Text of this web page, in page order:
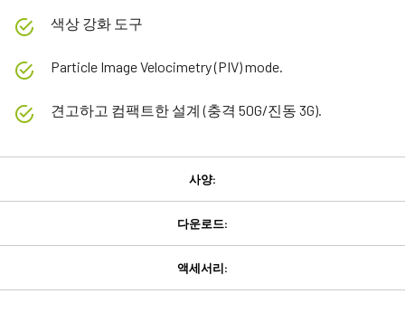
색상 강화 도구
Particle Image Velocimetry (PIV) mode.
견고하고 컴팩트한 설계 (충격 50G/진동 3G).
사양:
다운로드:
액세서리: